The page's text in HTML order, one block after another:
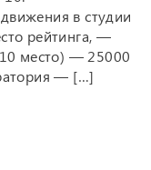
в студии
рейтинга, —
место) — 25000
— […]